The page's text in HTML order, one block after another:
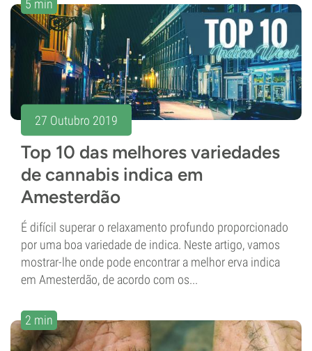
5 min
27 Outubro 2019
Top 10 das melhores variedades
de cannabis indica em
Amesterdão
É difícil superar o relaxamento profundo proporcionado
por uma boa variedade de indica. Neste artigo, vamos
mostrar-lhe onde pode encontrar a melhor erva indica
em Amesterdão, de acordo com os...
2 min